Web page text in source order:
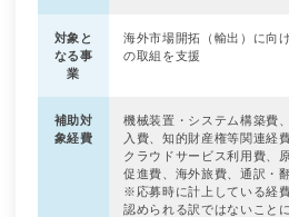
対象と
なる事
業
海外市場開拓（輸出）に向
の取組を支援
補助対
象経費
機械装置・システム構築費
入費、知的財産権等関連経
クラウドサービス利用費、
促進費、海外旅費、通訳・
※応募時に計上している経
認められる訳ではないこと